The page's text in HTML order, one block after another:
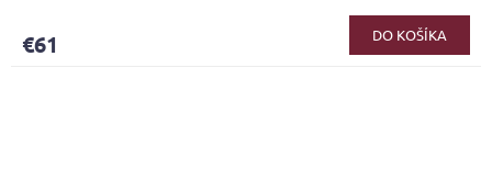
€61 DO KOŠÍKA